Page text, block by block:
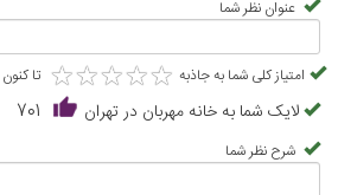
عنوان نظر شما
امتیاز کلی شما به جاذبه ★★★★★
★★★★★ تا کنون
لایک شما به خانه مهربان در تهران 701
شرح نظر شما